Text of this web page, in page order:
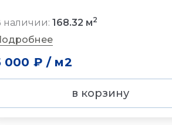
наличии: 168.32 м2
000 ₽ / м2
в корзину